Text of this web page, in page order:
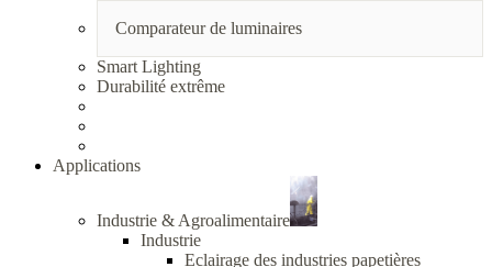
Comparateur de luminaires
Smart Lighting
Durabilité extrême
Applications
Industrie & Agroalimentaire
Industrie
Eclairage des industries papetières